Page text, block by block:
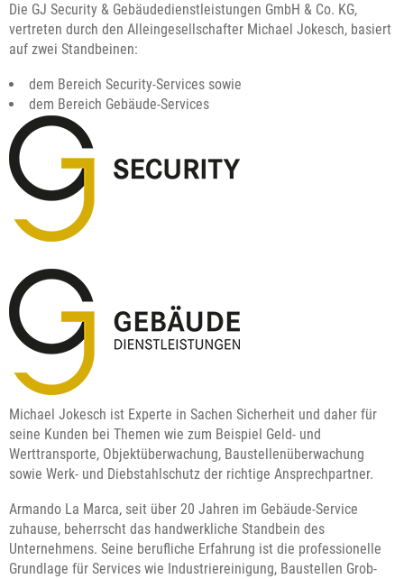
Die GJ Security & Gebäudedienstleistungen GmbH & Co. KG,
vertreten durch den Alleingesellschafter Michael Jokesch, basiert
auf zwei Standbeinen:
dem Bereich Security-Services sowie
dem Bereich Gebäude-Services
Michael Jokesch ist Experte in Sachen Sicherheit und daher für
seine Kunden bei Themen wie zum Beispiel Geld- und
Werttransporte, Objektüberwachung, Baustellenüberwachung
sowie Werk- und Diebstahlschutz der richtige Ansprechpartner.
Armando La Marca, seit über 20 Jahren im Gebäude-Service
zuhause, beherrscht das handwerkliche Standbein des
Unternehmens. Seine berufliche Erfahrung ist die professionelle
Grundlage für Services wie Industriereinigung, Baustellen Grob-